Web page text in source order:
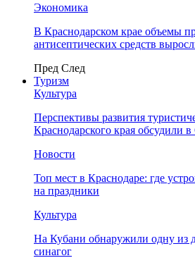
Экономика
В Краснодарском крае объемы
антисептических средств
Пред След
Туризм
Культура
Перспективы развития
Краснодарского края обсудили
Новости
Топ мест в Краснодаре: где
на праздники
Культура
На Кубани обнаружили одну из
синагог